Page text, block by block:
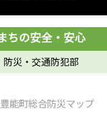
防災・交通防犯部
豊能町総合防災マップ